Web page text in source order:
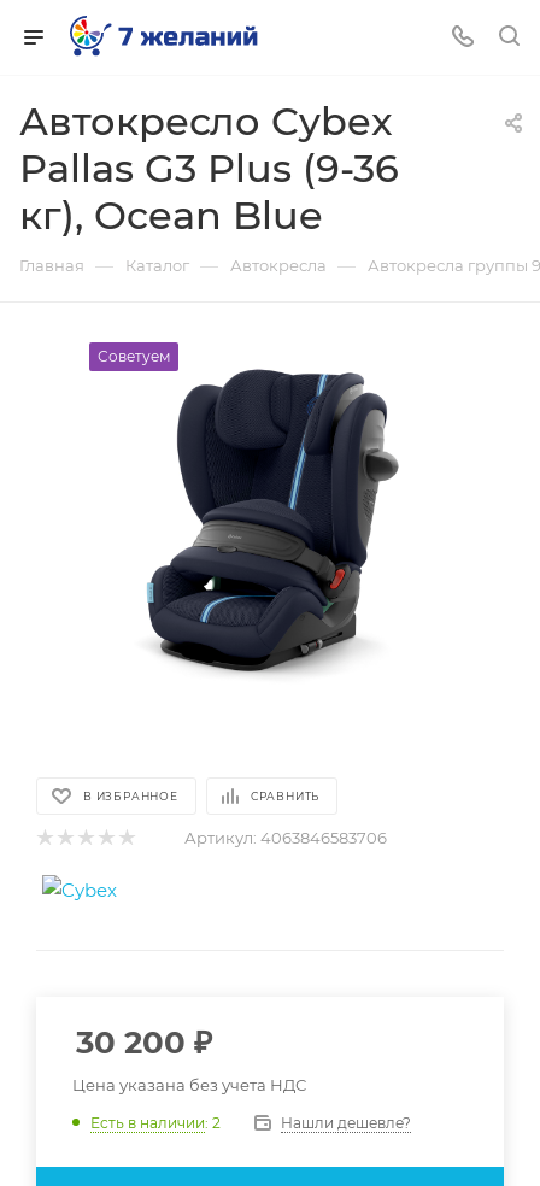
Автокресло Cybex
Pallas G3 Plus (9-36
кг), Ocean Blue
Главная — Каталог — Автокресла — Автокресла группы
Советуем
В ИЗБРАННОЕ СРАВНИТЬ
Артикул: 4063846583706
30 200 ₽
Цена указана без учета НДС
Есть в наличии: 2 Нашли дешевле?